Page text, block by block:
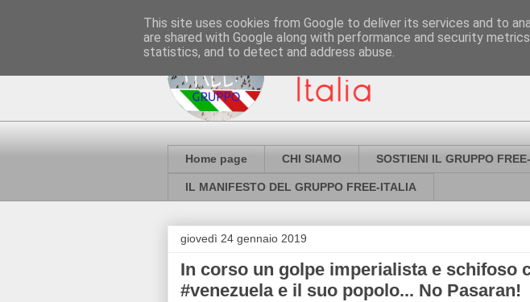
Home page CHI SIAMO SOSTIENI IL GRUPPO
IL MANIFESTO DEL GRUPPO FREE-ITALIA
giovedì 24 gennaio 2019
In corso un golpe imperialista e schifoso
#venezuela e il suo popolo... No Pasaran!
This site uses cookies from Google to deliver its services and to
are shared with Google along with performance and security
statistics, and to detect and address abuse.